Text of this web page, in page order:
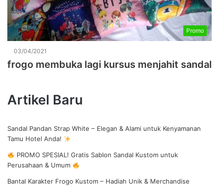
Promo
03/04/2021
frogo membuka lagi kursus menjahit sandal
Artikel Baru
Sandal Pandan Strap White – Elegan & Alami untuk Kenyamanan
Tamu Hotel Anda!
PROMO SPESIAL! Gratis Sablon Sandal Kustom untuk
Perusahaan & Umum
Bantal Karakter Frogo Kustom – Hadiah Unik & Merchandise